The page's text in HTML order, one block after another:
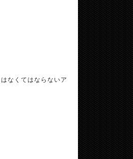
なくてはならないア